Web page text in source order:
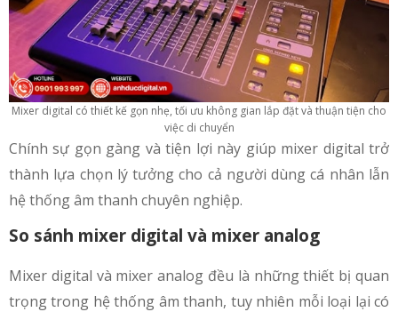
Mixer digital có thiết kế gọn nhẹ, tối ưu không gian lắp đặt và thuận tiện cho
việc di chuyển
Chính sự gọn gàng và tiện lợi này giúp mixer digital trở
thành lựa chọn lý tưởng cho cả người dùng cá nhân lẫn
hệ thống âm thanh chuyên nghiệp.
So sánh mixer digital và mixer analog
Mixer digital và mixer analog đều là những thiết bị quan
trọng trong hệ thống âm thanh, tuy nhiên mỗi loại lại có